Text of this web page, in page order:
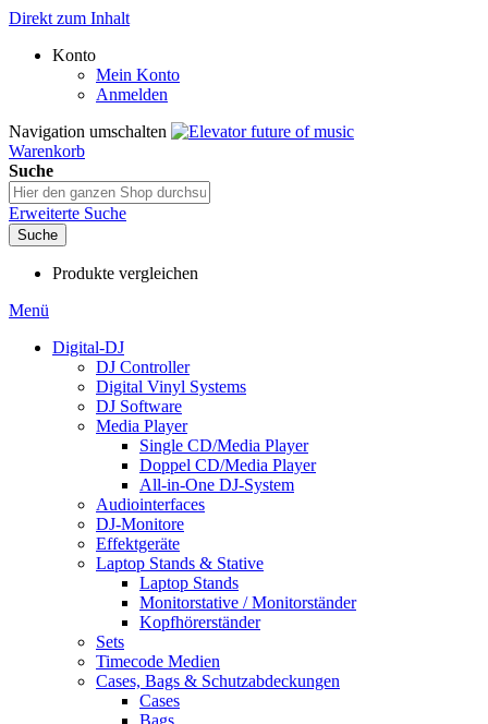
Direkt zum Inhalt
Konto
Mein Konto
Anmelden
Navigation umschalten
Warenkorb
Suche
Erweiterte Suche
Suche
Produkte vergleichen
Menü
Digital-DJ
DJ Controller
Digital Vinyl Systems
DJ Software
Media Player
Single CD/Media Player
Doppel CD/Media Player
All-in-One DJ-System
Audiointerfaces
DJ-Monitore
Effektgeräte
Laptop Stands & Stative
Laptop Stands
Monitorstative / Monitorständer
Kopfhörerständer
Sets
Timecode Medien
Cases, Bags & Schutzabdeckungen
Cases
Bags